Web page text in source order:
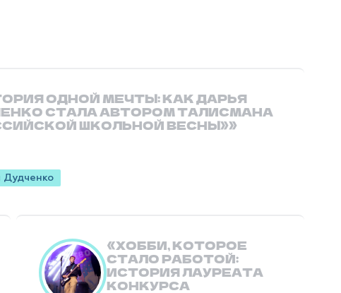
ОДНОЙ МЕЧТЫ: КАК ДАРЬЯ
СТАЛА АВТОРОМ ТАЛИСМАНА
ШКОЛЬНОЙ ВЕСНЫ»
Дудченко
ХОББИ, КОТОРОЕ
СТАЛО РАБОТОЙ:
ИСТОРИЯ ЛАУРЕАТА
КОНКУРСА